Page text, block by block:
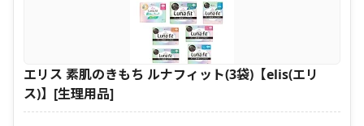
エリス 素肌のきもち ルナフィット(3袋)【elis(エリ
ス)】[生理用品]